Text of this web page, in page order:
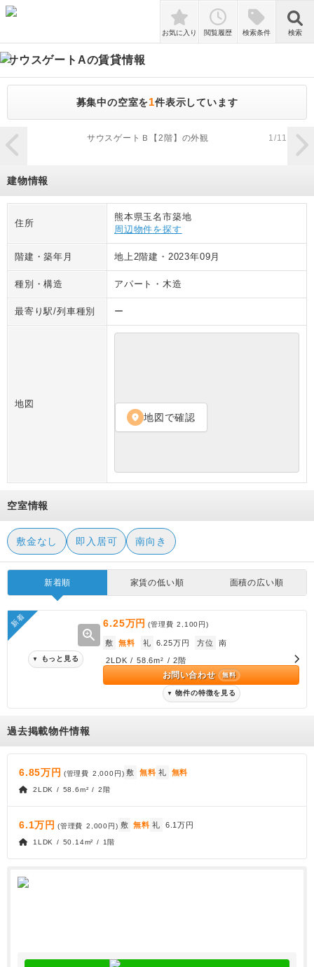
検索
お気に入り 閲覧履歴 検索条件 検索
サウスゲートAの賃貸情報
募集中の空室を1件表示しています
zoom_in
サウスゲートＢ【2階】の外観 1/11
建物情報
住所
熊本県玉名市築地
周辺物件を探す
階建・築年月 地上2階建 ・ 2023年09月
種別・構造 アパート ・ 木造
最寄り駅/列車種別 ー
地図
location_on 地図で確認
空室情報
敷金なし 即入居可 南向き
新着順 家賃の低い順 面積の広い順
新着
zoom_in
▼ もっと見る
6.25万円 (管理費2,100円)
敷 無料 礼 6.25万円 方位 南
2LDK / 58.6m² / 2階
お問い合わせ 無料
▼ 物件の特徴を見る
過去掲載物件情報
6.85万円 (管理費 2,000円) 敷 無料 礼 無料
2LDK / 58.6m² / 2階
6.1万円 (管理費 2,000円) 敷 無料 礼 6.1万円
1LDK / 50.14m² / 1階